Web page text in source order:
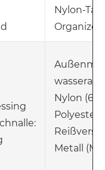
Nylon-
Organizer
Nylon
Metall